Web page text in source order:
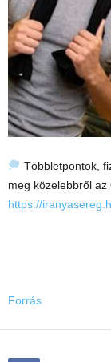
Többletpontok,
meg közelebbről az
https://
Forrás